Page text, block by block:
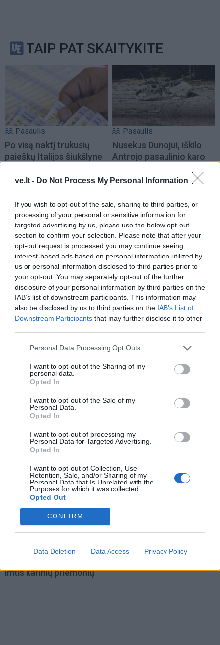
ve.lt - Do Not Process My Personal Information
If you wish to opt-out of the sale, sharing to third parties, or
processing of your personal or sensitive information for
targeted advertising by us, please use the below opt-out
section to confirm your selection. Please note that after your
opt-out request is processed you may continue seeing
interest-based ads based on personal information utilized by
us or personal information disclosed to third parties prior to
your opt-out. You may separately opt-out of the further
disclosure of your personal information by third parties on the
IAB’s list of downstream participants. This information may
also be disclosed by us to third parties on the IAB’s List of
Downstream Participants that may further disclose it to other
Personal Data Processing Opt Outs
I want to opt-out of the Sharing of my
personal data.
Opted In
I want to opt-out of the Sale of my
Personal Data.
Opted In
I want to opt-out of processing my
Personal Data for Targeted Advertising.
Opted In
I want to opt-out of Collection, Use,
Retention, Sale, and/or Sharing of my
Personal Data that Is Unrelated with the
Purposes for which it was collected.
Opted Out
CONFIRM
Data Deletion Data Access Privacy Policy
TAIP PAT SKAITYKITE
Pasaulis
Po visą naktį trukusių
paieškų Italijos šiukšlyne
loterijos bilietas
Pasaulis
Nusekus Dunojui, iškilo
Antrojo pasaulinio karo
Pasaulis
Zelenskis: balistinių
raketų perėmėjai galėjo
išgelbėti gyvybes
Pasaulis
Kas gali priversti Donaldą
Trumpą smogti Rusijai:
ekspertas atskleidė
netikėtą scenarijų
Pasaulis
Tragiška naktis Kijevo
srityje: masinis
apšaudymas nusinešė 14
gyvybių, liepsnoja
logistikos centrai
Rasti šoviniai ir užtaisytas
pistoletas: Donaldo
teritorijoje sulaikytas
ginkluotas vyras
Pasaulis
persiginkluojant, Šiaurės
imtis karinių priemonių
karščiausias mėnuo nuo